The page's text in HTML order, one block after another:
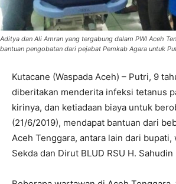
Aditya dan Ali Amran yang tergabung dalam PWI Aceh
bantuan pengobatan dari pejabat Pemkab Agara untuk
Kutacane (Waspada Aceh) – Putri, 9
diberitakan menderita infeksi tetanus
kirinya, dan ketiadaan biaya untuk
(21/6/2019), mendapat bantuan dari
Aceh Tenggara, antara lain dari bupati,
Sekda dan Dirut BLUD RSU H. Sahudin